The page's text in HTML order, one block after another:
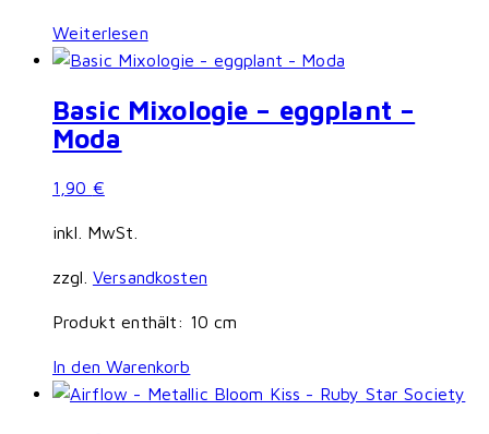
Weiterlesen
Basic Mixologie – eggplant –
Moda
1,90 €
inkl. MwSt.
zzgl. Versandkosten
Produkt enthält: 10 cm
In den Warenkorb